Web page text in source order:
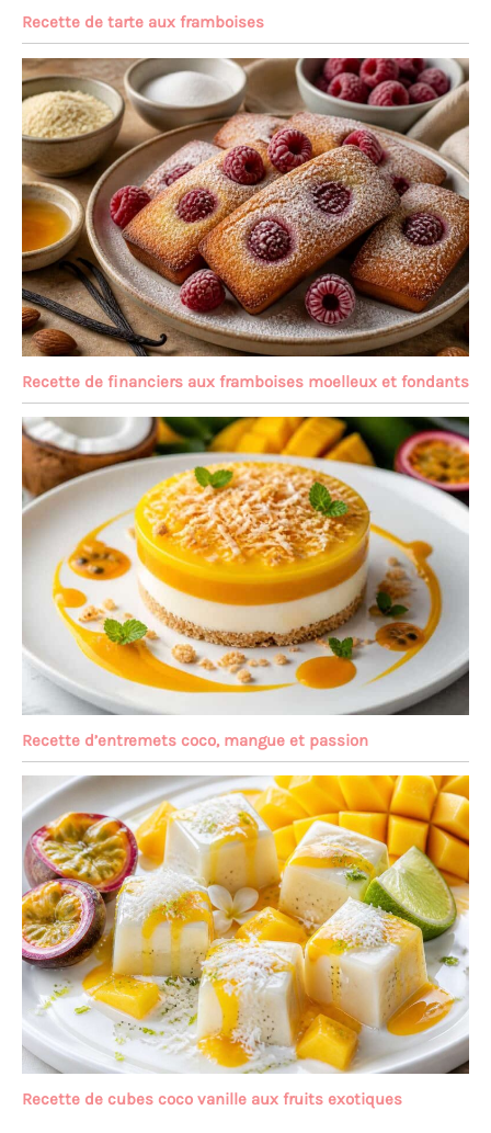
Recette de tarte aux framboises
Recette de financiers aux framboises moelleux et fondants
Recette d’entremets coco, mangue et passion
Recette de cubes coco vanille aux fruits exotiques